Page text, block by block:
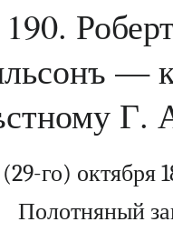
—
Г.
го) октября
Полотняный